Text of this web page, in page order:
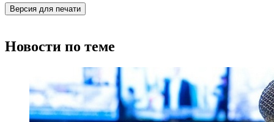
Версия для печати
Новости по теме